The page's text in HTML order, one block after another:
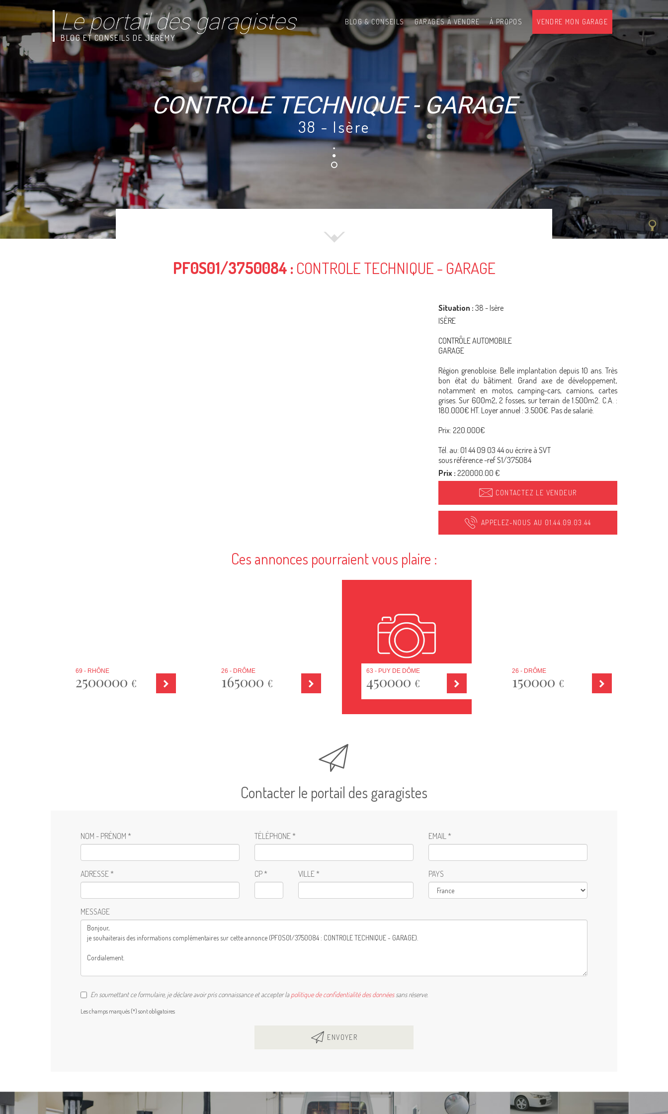
Le portail des garagistes
BLOG ET CONSEILS DE JÉRÉMY
BLOG & CONSEILS GARAGES À VENDRE À PROPOS VENDRE MON GARAGE
CONTROLE TECHNIQUE - GARAGE
38 - Isère
PF0S01/3750084 : CONTROLE TECHNIQUE - GARAGE
Situation : 38 - Isère
ISÈRE
CONTRÔLE AUTOMOBILE
GARAGE
Région grenobloise. Belle implantation depuis 10 ans. Très
bon état du bâtiment. Grand axe de développement,
notamment en motos, camping-cars, camions, cartes
grises. Sur 600m2, 2 fosses, sur terrain de 1.500m2. C.A. :
180.000€ HT. Loyer annuel : 3.500€. Pas de salarié.
Prix: 220.000€
Tél. au: 01 44 09 03 44 ou écrire à SVT
sous référence -ref S1/375084
Prix : 220000.00 €
CONTACTEZ LE VENDEUR
APPELEZ-NOUS AU 01.44.09.03.44
Ces annonces pourraient vous plaire :
69 - RHÔNE
2500000€
26 - DRÔME
165000 €
63 - PUY DE DÔME
450000€
26 - DRÔME
150000 €
Contacter le portail des garagistes
NOM - PRÉNOM * TÉLÉPHONE * EMAIL *
ADRESSE * CP * VILLE * PAYS
MESSAGE
En soumettant ce formulaire, je déclare avoir pris connaissance et accepter lapolitique de confidentialité des donnéessans réserve.
Les champs marqués (*) sont obligatoires
ENVOYER